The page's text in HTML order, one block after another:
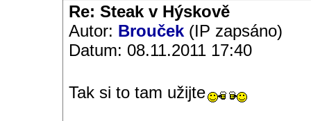
Re: Steak v Hýskově
Autor: Brouček (IP zapsáno)
Datum: 08.11.2011 17:40
Tak si to tam užijte